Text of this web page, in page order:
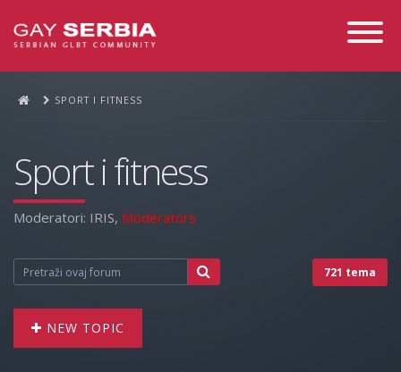
Toggle
SPORT I FITNESS
Sport i fitness
Moderatori: IRIS, Moderators
721 tema
NEW TOPIC